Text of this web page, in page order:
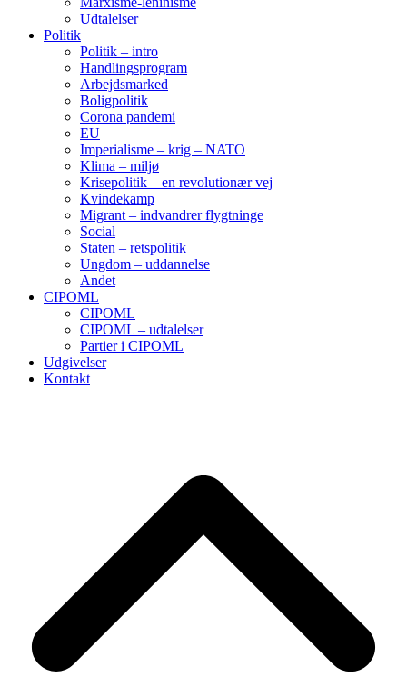
Udtalelser
Politik
Politik – intro
Handlingsprogram
Arbejdsmarked
Boligpolitik
Corona pandemi
EU
Imperialisme – krig – NATO
Klima – miljø
Krisepolitik – en revolutionær vej
Kvindekamp
Migrant – indvandrer flygtninge
Social
Staten – retspolitik
Ungdom – uddannelse
Andet
CIPOML
CIPOML
CIPOML – udtalelser
Partier i CIPOML
Udgivelser
Kontakt